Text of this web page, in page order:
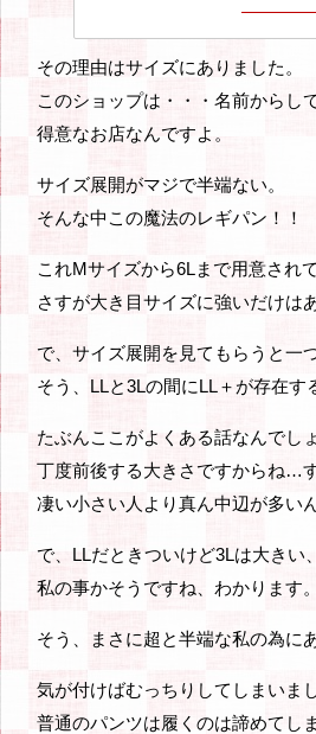
その理由はサイズにありました。
このショップは・・・名前からし
得意なお店なんですよ。
サイズ展開がマジで半端ない。
そんな中この魔法のレギパン！！
これMサイズから6Lまで用意され
さすが大き目サイズに強いだけは
で、サイズ展開を見てもらうと一
そう、LLと3Lの間にLL＋が存在す
たぶんここがよくある話なんでしょ
丁度前後する大きさですからね…
凄い小さい人より真ん中辺が多い
で、LLだときついけど3Lは大きい
私の事かそうですね、わかります。
そう、まさに超と半端な私の為に
気が付けばむっちりしてしまいま
普通のパンツは履くのは諦めてし